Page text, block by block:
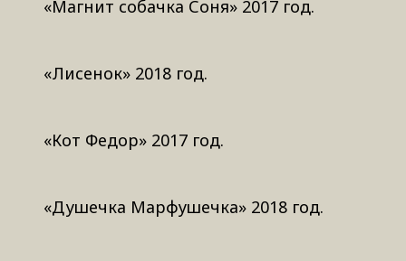
«Магнит собачка Соня» 2017 год.
«Лисенок» 2018 год.
«Кот Федор» 2017 год.
«Душечка Марфушечка» 2018 год.